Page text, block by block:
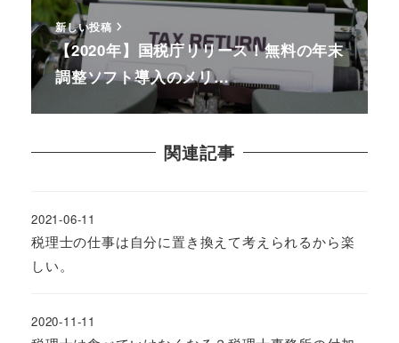
新しい投稿
【2020年】国税庁リリース！無料の年末
調整ソフト導入のメリ…
関連記事
税理士の仕事は自分に置き換えて考えられるから楽
しい。
2021-06-11
2020-11-11